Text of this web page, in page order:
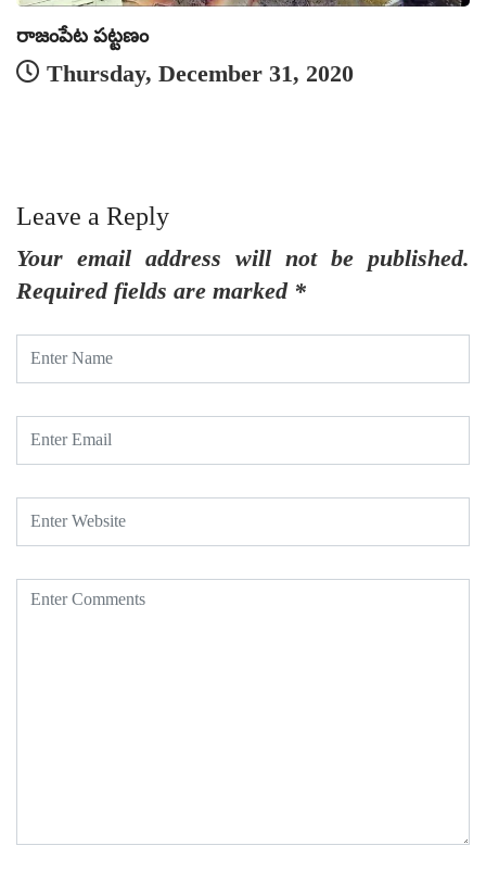
రాజంపేట పట్టణం
Thursday, December 31, 2020
Leave a Reply
Your email address will not be published.
Required fields are marked *